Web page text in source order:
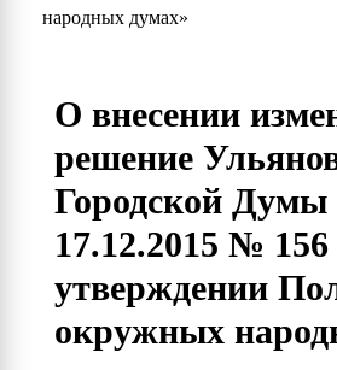
народных думах»
О внесении
решение
Городской Думы
17.12.2015 №
утверждении
окружных